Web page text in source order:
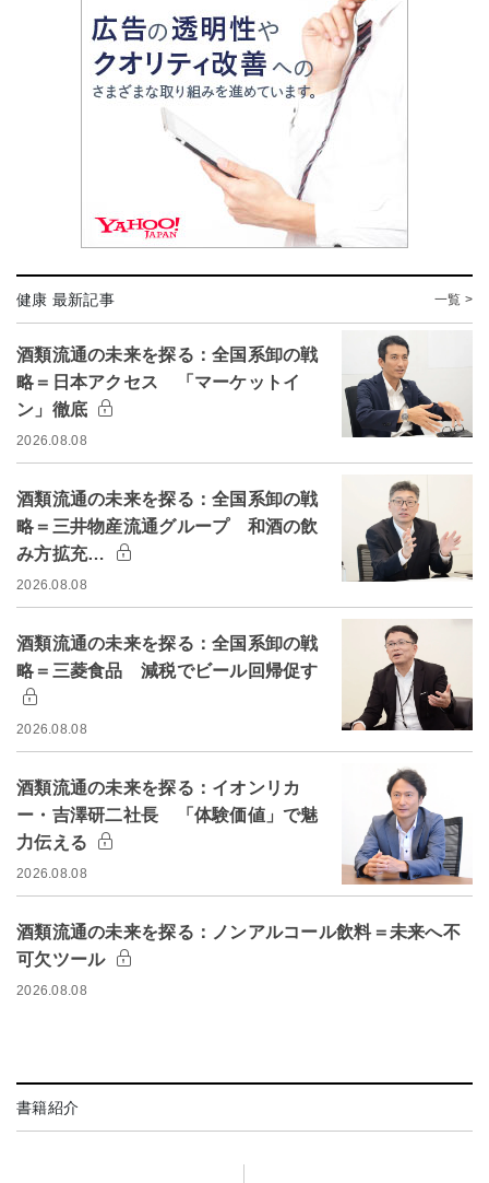
健康 最新記事 一覧 >
酒類流通の未来を探る：全国系卸の戦
略＝日本アクセス 「マーケットイ
ン」徹底
2026.08.08
酒類流通の未来を探る：全国系卸の戦
略＝三井物産流通グループ 和酒の飲
み方拡充…
2026.08.08
酒類流通の未来を探る：全国系卸の戦
略＝三菱食品 減税でビール回帰促す
2026.08.08
酒類流通の未来を探る：イオンリカ
ー・吉澤研二社長 「体験価値」で魅
力伝える
2026.08.08
酒類流通の未来を探る：ノンアルコール飲料＝未来へ不
可欠ツール
2026.08.08
書籍紹介